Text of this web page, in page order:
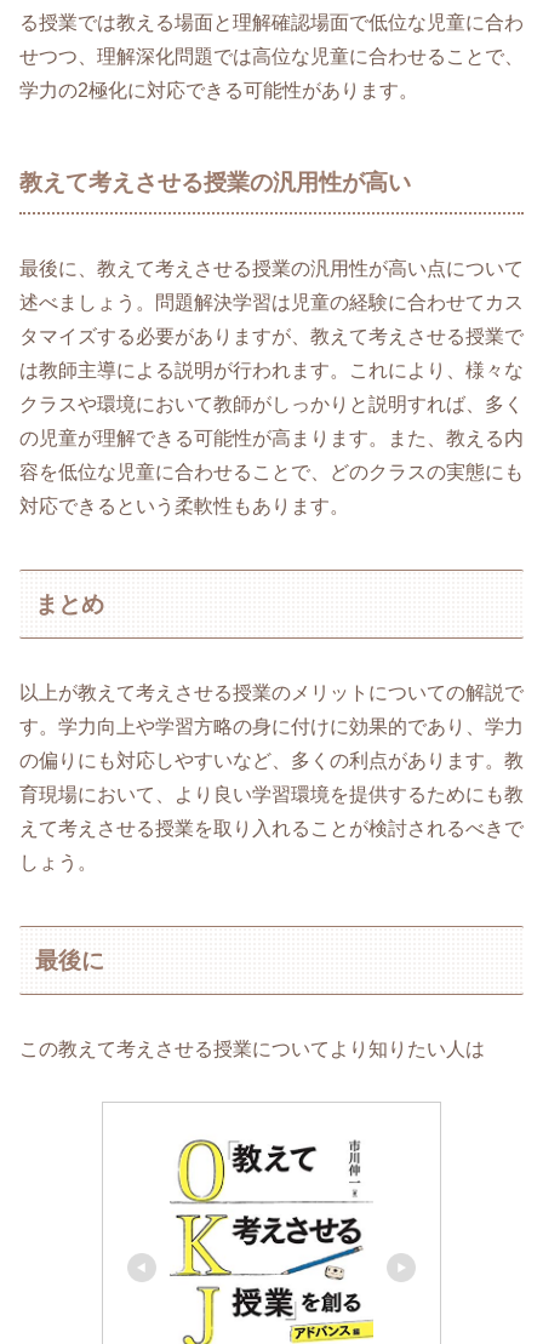
る授業では教える場面と理解確認場面で低位な児童に合わ
せつつ、理解深化問題では高位な児童に合わせることで、
学力の2極化に対応できる可能性があります。
教えて考えさせる授業の汎用性が高い
最後に、教えて考えさせる授業の汎用性が高い点について
述べましょう。問題解決学習は児童の経験に合わせてカス
タマイズする必要がありますが、教えて考えさせる授業で
は教師主導による説明が行われます。これにより、様々な
クラスや環境において教師がしっかりと説明すれば、多く
の児童が理解できる可能性が高まります。また、教える内
容を低位な児童に合わせることで、どのクラスの実態にも
対応できるという柔軟性もあります。
まとめ
以上が教えて考えさせる授業のメリットについての解説で
す。学力向上や学習方略の身に付けに効果的であり、学力
の偏りにも対応しやすいなど、多くの利点があります。教
育現場において、より良い学習環境を提供するためにも教
えて考えさせる授業を取り入れることが検討されるべきで
しょう。
最後に
この教えて考えさせる授業についてより知りたい人は